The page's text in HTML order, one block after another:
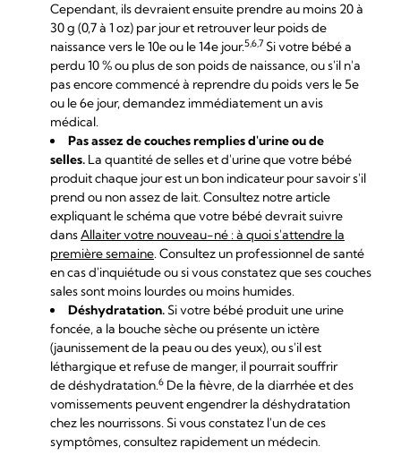
Cependant, ils devraient ensuite prendre au moins 20 à
30 g (0,7 à 1 oz) par jour et retrouver leur poids de
naissance vers le 10e ou le 14e jour.5,6,7 Si votre bébé a
perdu 10 % ou plus de son poids de naissance, ou s'il n'a
pas encore commencé à reprendre du poids vers le 5e
ou le 6e jour, demandez immédiatement un avis
médical.
Pas assez de couches remplies d'urine ou de
selles. La quantité de selles et d'urine que votre bébé
produit chaque jour est un bon indicateur pour savoir s'il
prend ou non assez de lait. Consultez notre article
expliquant le schéma que votre bébé devrait suivre
dansAllaiter votre nouveau-né : à quoi s'attendre la
première semaine. Consultez un professionnel de santé
en cas d'inquiétude ou si vous constatez que ses couches
sales sont moins lourdes ou moins humides.
Déshydratation.Si votre bébé produit une urine
foncée, a la bouche sèche ou présente un ictère
(jaunissement de la peau ou des yeux), ou s'il est
léthargique et refuse de manger, il pourrait souffrir
de déshydratation.6 De la fièvre, de la diarrhée et des
vomissements peuvent engendrer la déshydratation
chez les nourrissons. Si vous constatez l'un de ces
symptômes, consultez rapidement un médecin.